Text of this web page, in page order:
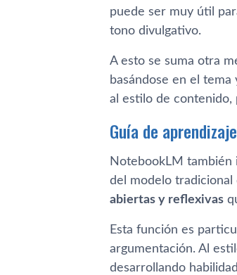
puede ser muy útil
tono divulgativo.
A esto se suma otra
basándose en el tema
al estilo de contenido,
Guía de
NotebookLM también
del modelo tradicional
abiertas y reflexivas
Esta función es
argumentación. Al
desarrollando